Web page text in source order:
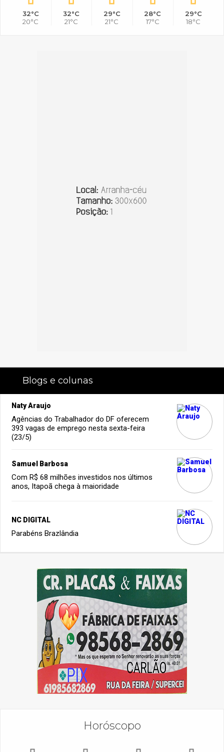
32°C
20°C
32°C
21°C
29°C
21°C
28°C
17°C
29°C
18°C
Blogs e colunas
Naty Araujo
Agências do Trabalhador do DF oferecem
393 vagas de emprego nesta sexta-feira
(23/5)
Samuel Barbosa
Com R$ 68 milhões investidos nos últimos
anos, Itapoã chega à maioridade
NC DIGITAL
Parabéns Brazlândia
Horóscopo